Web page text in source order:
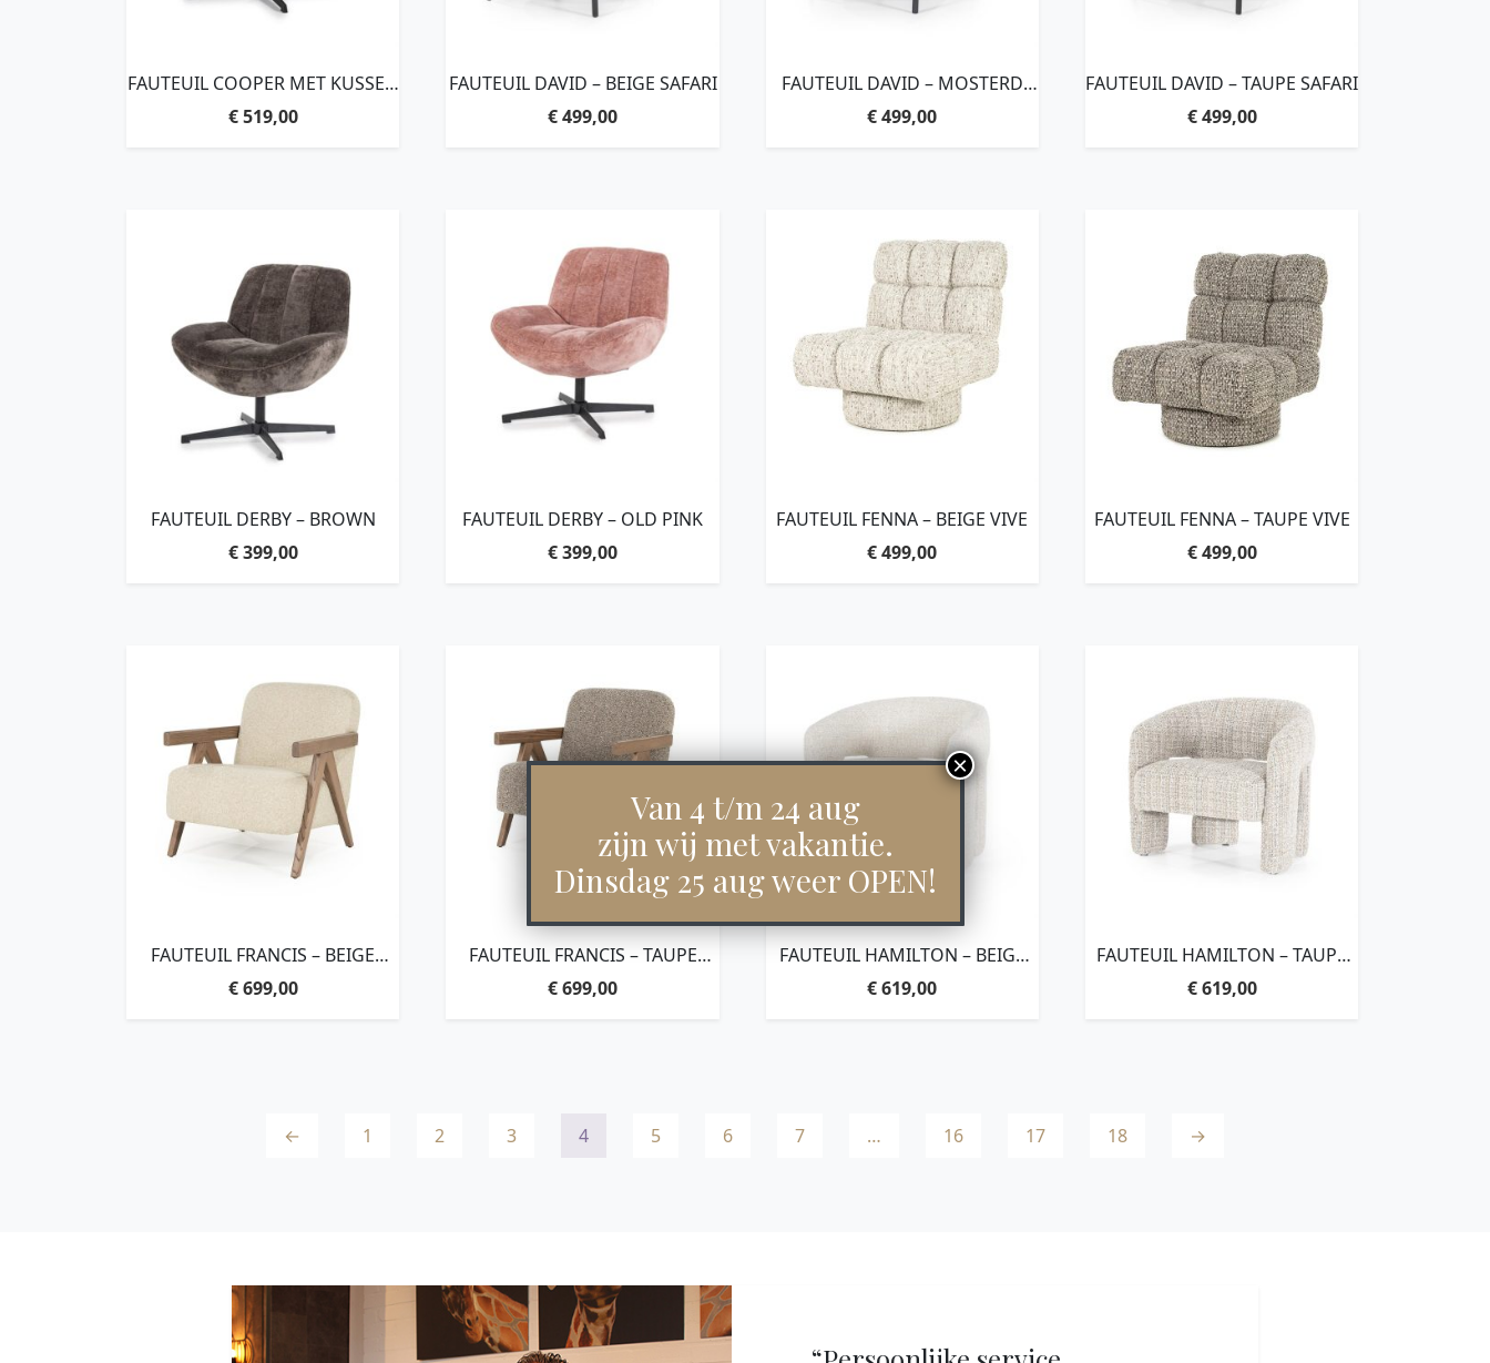
FAUTEUIL COOPER MET KUSSEN
– BEIGE HOUSTON
€519,00
FAUTEUIL DAVID – BEIGE SAFARI
€499,00
FAUTEUIL DAVID – MOSTERD
SAFARI
€499,00
FAUTEUIL DAVID – TAUPE SAFARI
€499,00
FAUTEUIL DERBY – BROWN
€399,00
FAUTEUIL DERBY – OLD PINK
€399,00
FAUTEUIL FENNA – BEIGE VIVE
€499,00
FAUTEUIL FENNA – TAUPE VIVE
€499,00
FAUTEUIL FRANCIS – BEIGE
FLOU
€699,00
FAUTEUIL FRANCIS – TAUPE
FLOU
€699,00
FAUTEUIL HAMILTON – BEIGE
ASTI
€619,00
FAUTEUIL HAMILTON – TAUPE
ASTI
€619,00
← 1 2 3 4 5 6 7 … 16 17 18 →
Van 4 t/m 24 aug
zijn wij met vakantie.
Dinsdag 25 aug weer OPEN!